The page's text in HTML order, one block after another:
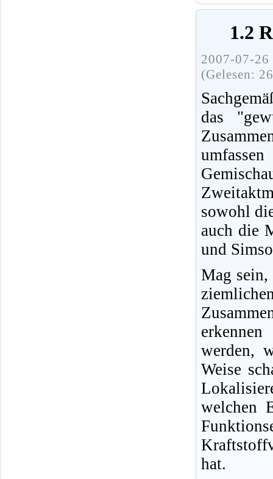
1.2
2007-07-
(Gelesen:
das
sowohl
auch die
und
Mag sein,
werden,
Weise
welchen
hat.